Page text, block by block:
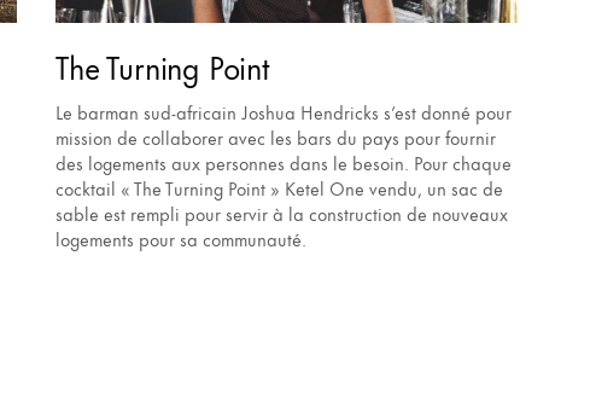
The Turning Point
Le barman sud-africain Joshua Hendricks s’est donné pour
mission de collaborer avec les bars du pays pour fournir
des logements aux personnes dans le besoin. Pour chaque
cocktail « The Turning Point » Ketel One vendu, un sac de
sable est rempli pour servir à la construction de nouveaux
logements pour sa communauté.